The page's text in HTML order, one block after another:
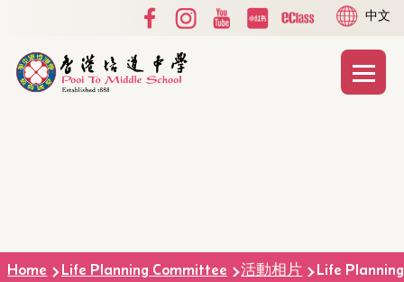
Social
Media
Top
Language
switcher
中文
Main
Breadcrumb
Home Life Planning Committee 活動相片 Life